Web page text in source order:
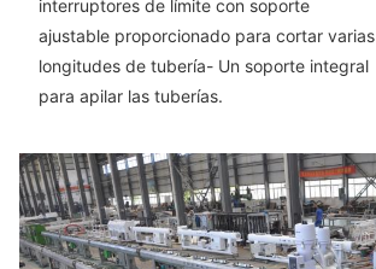
interruptores de límite con soporte
ajustable proporcionado para cortar varias
longitudes de tubería- Un soporte integral
para apilar las tuberías.